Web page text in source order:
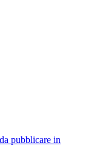
pubblicare in